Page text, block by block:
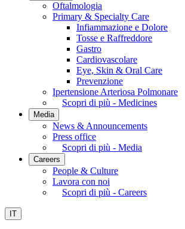
Oftalmologia
Primary & Specialty Care
Infiammazione e Dolore
Tosse e Raffreddore
Gastro
Cardiovascolare
Eye, Skin & Oral Care
Prevenzione
Ipertensione Arteriosa Polmonare
Scopri di più - Medicines
Media
News & Announcements
Press office
Scopri di più - Media
Careers
People & Culture
Lavora con noi
Scopri di più - Careers
IT